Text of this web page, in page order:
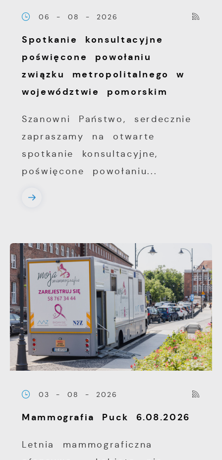
06 - 08 - 2026
Spotkanie konsultacyjne
poświęcone powołaniu
związku metropolitalnego w
województwie pomorskim
Szanowni Państwo, serdecznie
zapraszamy na otwarte
spotkanie konsultacyjne,
poświęcone powołaniu...
03 - 08 - 2026
Mammografia Puck 6.08.2026
Letnia mammograficzna